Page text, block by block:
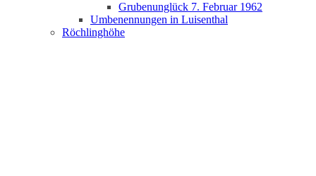
Grubenunglück 7. Februar 1962
Umbenennungen in Luisenthal
Röchlinghöhe